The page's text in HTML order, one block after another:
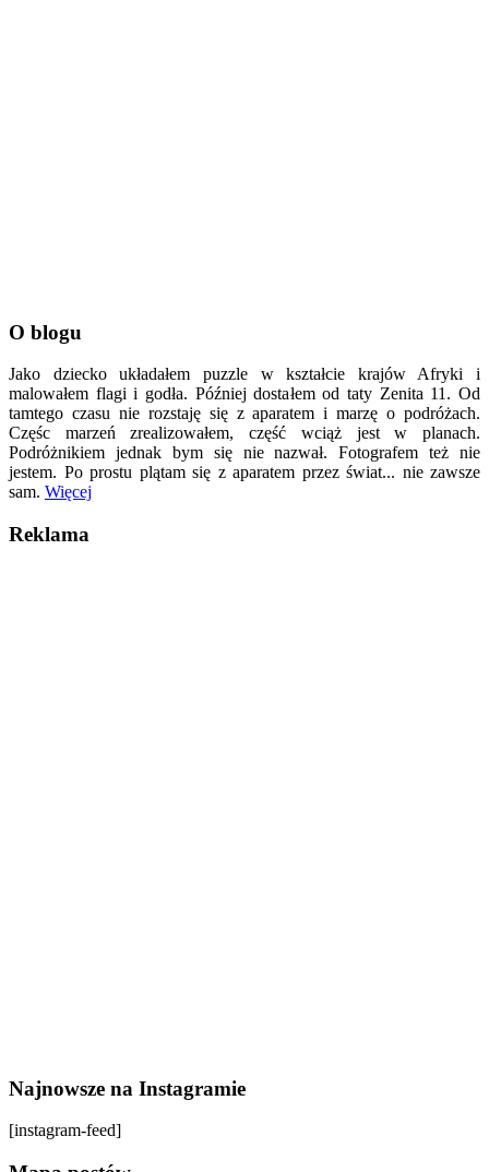
O blogu
Jako dziecko układałem puzzle w kształcie krajów Afryki i
malowałem flagi i godła. Później dostałem od taty Zenita 11. Od
tamtego czasu nie rozstaję się z aparatem i marzę o podróżach.
Częśc marzeń zrealizowałem, część wciąż jest w planach.
Podróżnikiem jednak bym się nie nazwał. Fotografem też nie
jestem. Po prostu plątam się z aparatem przez świat... nie zawsze
sam. Więcej
Reklama
Najnowsze na Instagramie
[instagram-feed]